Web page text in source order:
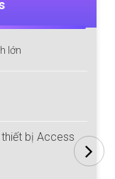
lớn
thiết bị Access